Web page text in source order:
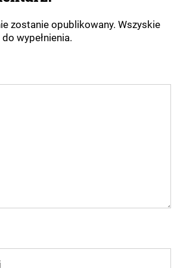
zostanie opublikowany. Wszyskie
wypełnienia.